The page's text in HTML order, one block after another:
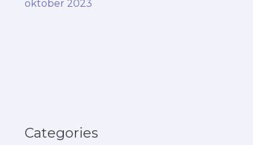
oktober 2023
Categories